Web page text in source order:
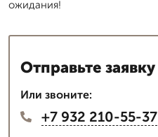
ожидания!
Отправьте заявку
Или звоните:
+7 932 210-55-37